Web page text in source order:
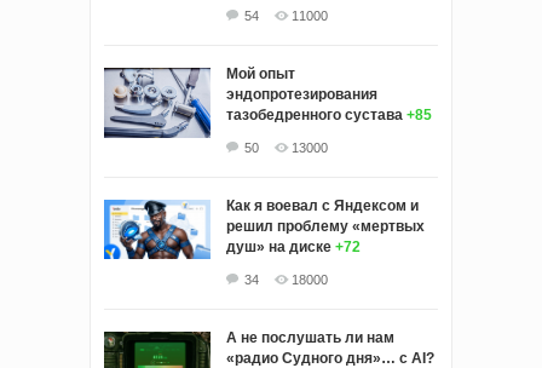
54 11000
Мой опыт
эндопротезирования
тазобедренного сустава +85
50 13000
Как я воевал с Яндексом и
решил проблему «мертвых
душ» на диске +72
34 18000
А не послушать ли нам
«радио Судного дня»… с AI?